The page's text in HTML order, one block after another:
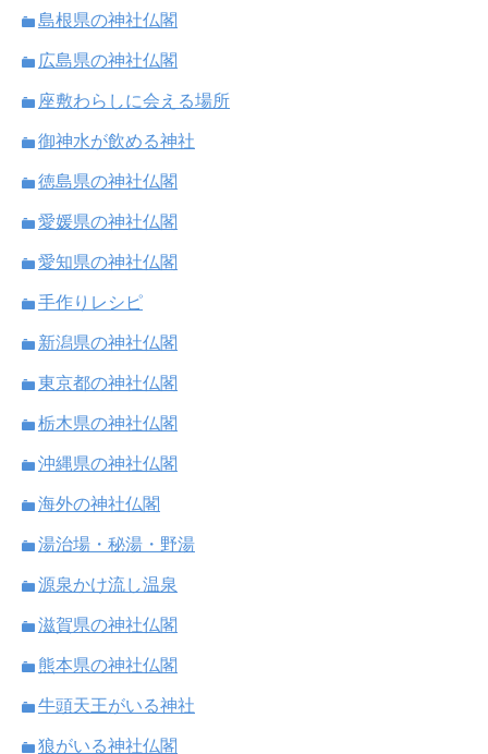
島根県の神社仏閣
広島県の神社仏閣
座敷わらしに会える場所
御神水が飲める神社
徳島県の神社仏閣
愛媛県の神社仏閣
愛知県の神社仏閣
手作りレシピ
新潟県の神社仏閣
東京都の神社仏閣
栃木県の神社仏閣
沖縄県の神社仏閣
海外の神社仏閣
湯治場・秘湯・野湯
源泉かけ流し温泉
滋賀県の神社仏閣
熊本県の神社仏閣
牛頭天王がいる神社
狼がいる神社仏閣